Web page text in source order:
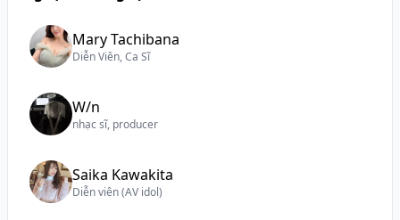
Mary Tachibana
Diễn Viên, Ca Sĩ
W/n
nhạc sĩ, producer
Saika Kawakita
Diễn viên (AV idol)